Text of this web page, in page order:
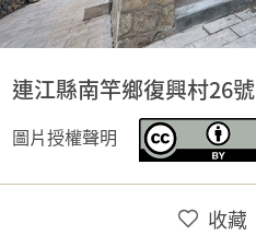
連江縣南竿鄉復興村26號
圖片授權聲明
收藏